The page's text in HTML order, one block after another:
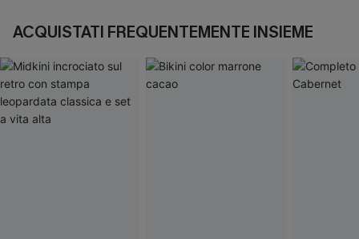
ACQUISTATI FREQUENTEMENTE INSIEME